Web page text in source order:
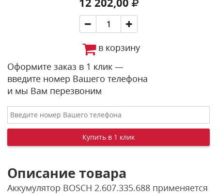
12 202,00
в корзину
Оформите заказ в 1 клик —
введите номер Вашего телефона
и мы Вам перезвоним
Описание товара
Аккумулятор BOSCH 2.607.335.688 применяется